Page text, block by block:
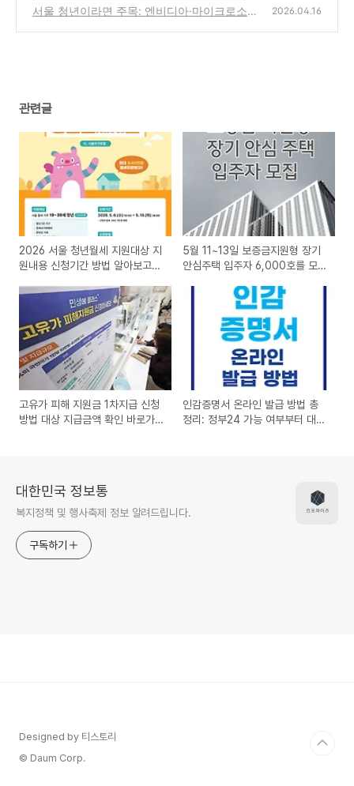
가능 여부부터 대체 서류까지
(0)
서울 청년이라면 주목: 엔비디아·마이크로소프
2026.04.16
관련글
2026 서울 청년월세 지원대상 지
원내용 신청기간 방법 알아보고
5월 11~13일 보증금지원형 장기
안심주택 입주자 6,000호를 모집
고유가 피해 지원금 1차지급 신청
방법 대상 지급금액 확인 바로가
인감증명서 온라인 발급 방법 총
정리: 정부24 가능 여부부터 대체
대한민국 정보통
복지정책 및 행사축제 정보 알려드립니다.
구독하기
Designed by 티스토리
© Daum Corp.